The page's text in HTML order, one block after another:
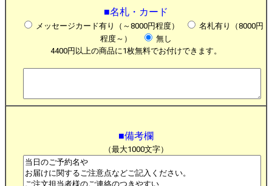
■名札・カード
メッセージカード有り（～8000円程度）
名札有り（8000円
程度～）
無し
4400円以上の商品に1枚無料でお付けできます。
■備考欄
（最大1000文字）